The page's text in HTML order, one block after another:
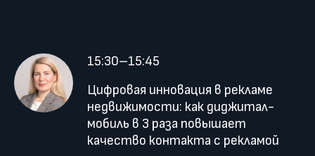
15:30–15:45
Цифровая инновация в рекламе
недвижимости: как диджитал-
мобиль в 3 раза повышает
качество контакта с рекламой